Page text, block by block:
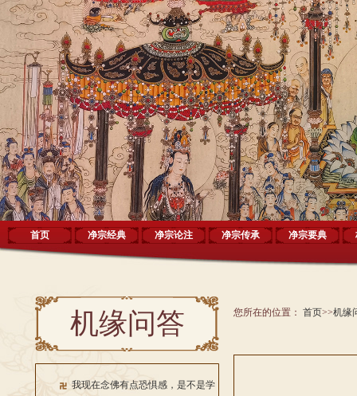
首页 净宗经典 净宗论注 净宗传承 净宗要典
机缘问答
我现在念佛有点恐惧感，是不是学
您所在的位置： 首页>>机缘